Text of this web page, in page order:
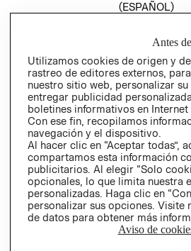
(ESPAÑOL)
Y ÉTICA
Colombia ($)
CAMBIAR REGIÓN
Antes
Utilizamos cookies de origen y
rastreo de editores externos,
nuestro sitio web, personalizar
entregar publicidad
boletines informativos en
Con ese fin, recopilamos
navegación y el dispositivo.
Al hacer clic en “Aceptar todas”,
compartamos esta información
publicitarios. Al elegir “Solo
opcionales, lo que limita nuestra
personalizadas. Haga clic en
personalizar sus opciones.
de datos para obtener más
Aviso de